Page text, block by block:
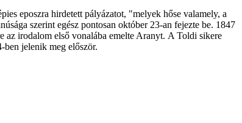
eposzra hirdetett pályázatot, "melyek hőse valamely, a
szerint egész pontosan október 23-an fejezte be. 1847
az irodalom első vonalába emelte Aranyt. A Toldi sikere
jelenik meg először.